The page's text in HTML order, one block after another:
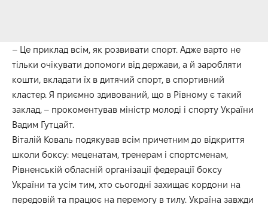
– Це приклад всім, як розвивати спорт. Адже варто не
тільки очікувати допомоги від держави, а й заробляти
кошти, вкладати їх в дитячий спорт, в спортивний
кластер. Я приємно здивований, що в Рівному є такий
заклад, – прокоментував міністр молоді і спорту України
Вадим Гутцайт.
Віталій Коваль подякував всім причетним до відкриття
школи боксу: меценатам, тренерам і спортсменам,
Рівненській обласній організації федерації боксу
України та усім тим, хто сьогодні захищає кордони на
передовій та працює на перемогу в тилу. Україна завжди